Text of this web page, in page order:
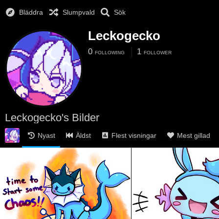
Bläddra Slumpvald Sök
Leckogecko
0 FOLLOWING 1 FOLLOWER
Leckogecko's Bilder
Nyast Äldst Flest visningar Mest gillad